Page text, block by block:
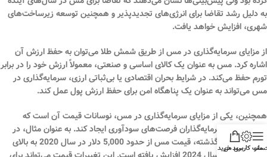
به دلیل رشد تقاضا برای انرژی‌های تجدیدپذیر و همچنین توسعه زیرساخت‌های
شهری، افزایش خواهد یافت.
از مزایای سرمایه‌گذاری در مس از طریق شمش طلا می‌توان به حفظ ارزش آن
اشاره کرد. مس به عنوان یک کالای اساسی و صنعتی، معمولاً ارزش خود را در برابر
تورم حفظ می‌کند. در شرایط بحران اقتصادی یا بی‌ثباتی ارزی، سرمایه‌گذاری در
مس می‌تواند به عنوان یک پناهگاه امن برای حفظ ارزش پول عمل کند.
همچنین، یکی از مزایای سرمایه‌گذاری در مس، نوسانات قیمت آن است که
می‌تواند برای سرمایه‌گذاران فرصت‌های سودآوری ایجاد کند. به عنوان مثال، در
طول سال‌های گذشته، قیمت مس از حدود 5,000 دلار در سال 2020 به بالای
منوکاربری من
سبد خرید